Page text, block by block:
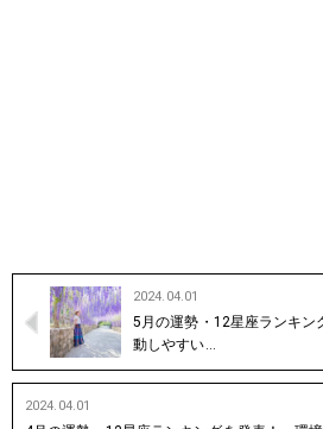
2024.04.01
5月の運勢・12星座ランキン
動しやすい…
2024.04.01